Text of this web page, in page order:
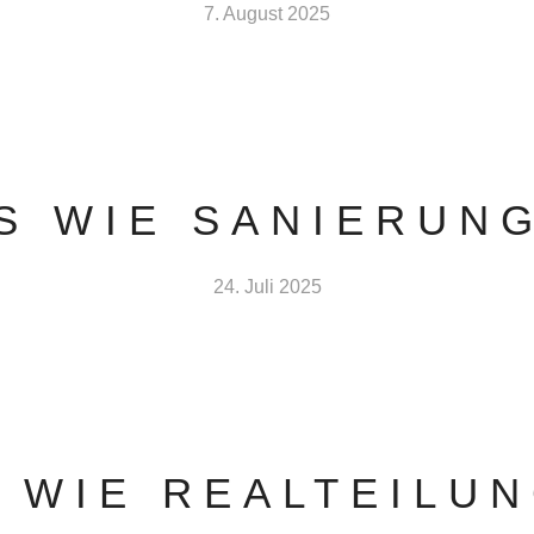
7. August 2025
WIE
24. Juli 2025
WIE